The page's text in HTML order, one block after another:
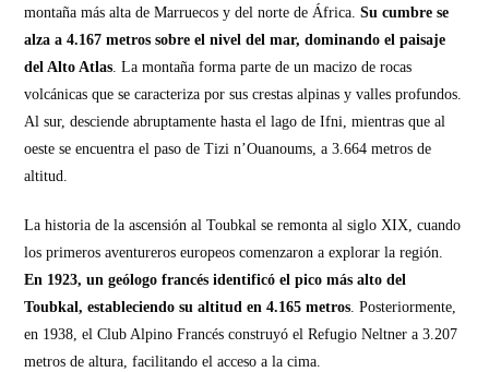
montaña más alta de Marruecos y del norte de África.Su cumbre se
alza a 4.167 metros sobre el nivel del mar, dominando el paisaje
del Alto Atlas. La montaña forma parte de un macizo de rocas
volcánicas que se caracteriza por sus crestas alpinas y valles profundos.
Al sur, desciende abruptamente hasta el lago de Ifni, mientras que al
oeste se encuentra el paso de Tizi n’Ouanoums, a 3.664 metros de
altitud.
La historia de la ascensión al Toubkal se remonta al siglo XIX, cuando
los primeros aventureros europeos comenzaron a explorar la región.
En 1923, un geólogo francés identificó el pico más alto del
Toubkal, estableciendo su altitud en 4.165 metros. Posteriormente,
en 1938, el Club Alpino Francés construyó el Refugio Neltner a 3.207
metros de altura, facilitando el acceso a la cima.